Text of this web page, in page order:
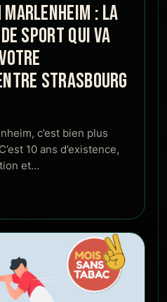
: LA
SPORT QUI VA
STRASBOURG
c’est bien plus
10 ans d’existence,
et…